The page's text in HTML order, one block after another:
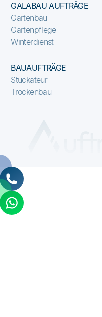
GALABAU AUFTRÄGE
Gartenbau
Gartenpflege
Winterdienst
BAUAUFTRÄGE
Stuckateur
Trockenbau